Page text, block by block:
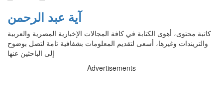
آية عبد الرحمن
كاتبة محتوى، أهوى الكتابة في كافة المجالات الإخبارية المصرية والعربية
والتريندات وغيرها، أسعى لتقديم المعلومات بشفافية تامة لتصل بوضوح
إلى الباحثين عنها
Advertisements